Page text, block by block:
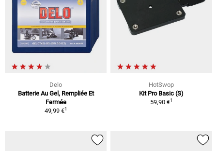
Delo
Batterie Au Gel, Rempliée Et
Fermée
49,99 €1
HotSwop
Kit Pro Basic (S)
59,90 €1